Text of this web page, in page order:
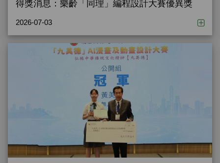
得獎消息：樂齡「同理」編程設計大賽優異獎
2026-07-03